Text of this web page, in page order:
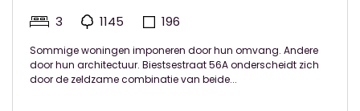
3 1145 196
Sommige woningen imponeren door hun omvang. Andere
door hun architectuur. Biestsestraat 56A onderscheidt zich
door de zeldzame combinatie van beide...